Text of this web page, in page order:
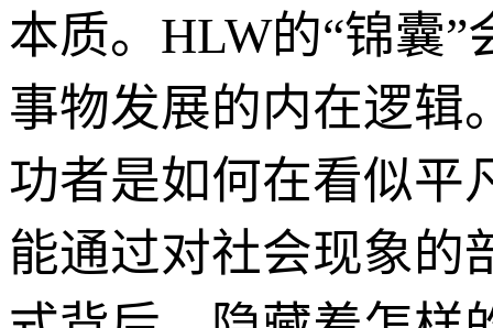
本质。HLW的“锦囊
事物发展的内在逻辑
功者是如何在看似平
能通过对社会现象的